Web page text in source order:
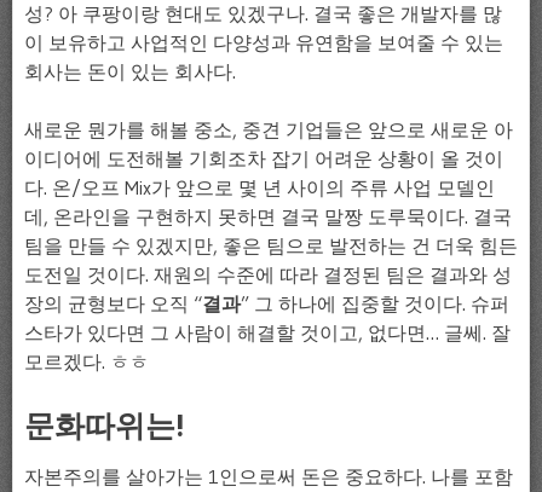
성? 아 쿠팡이랑 현대도 있겠구나. 결국 좋은 개발자를 많
이 보유하고 사업적인 다양성과 유연함을 보여줄 수 있는
회사는 돈이 있는 회사다.
새로운 뭔가를 해볼 중소, 중견 기업들은 앞으로 새로운 아
이디어에 도전해볼 기회조차 잡기 어려운 상황이 올 것이
다. 온/오프 Mix가 앞으로 몇 년 사이의 주류 사업 모델인
데, 온라인을 구현하지 못하면 결국 말짱 도루묵이다. 결국
팀을 만들 수 있겠지만, 좋은 팀으로 발전하는 건 더욱 힘든
도전일 것이다. 재원의 수준에 따라 결정된 팀은 결과와 성
장의 균형보다 오직 “결과” 그 하나에 집중할 것이다. 슈퍼
스타가 있다면 그 사람이 해결할 것이고, 없다면… 글쎄. 잘
모르겠다. ㅎㅎ
문화따위는!
자본주의를 살아가는 1인으로써 돈은 중요하다. 나를 포함